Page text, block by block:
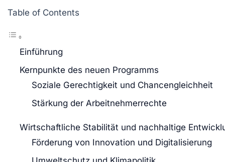
Table of Contents
Einführung
Kernpunkte des neuen Programms
Soziale Gerechtigkeit und Chancengleichheit
Stärkung der Arbeitnehmerrechte
Wirtschaftliche Stabilität und nachhaltige
Förderung von Innovation und Digitalisierung